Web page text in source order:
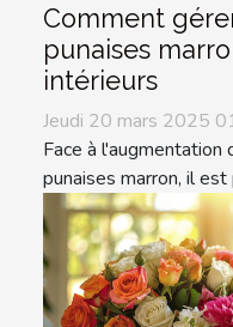
Comment
punaises
intérieurs
Jeudi 20 mars 2025
Face à l'augmentation
punaises marron, il